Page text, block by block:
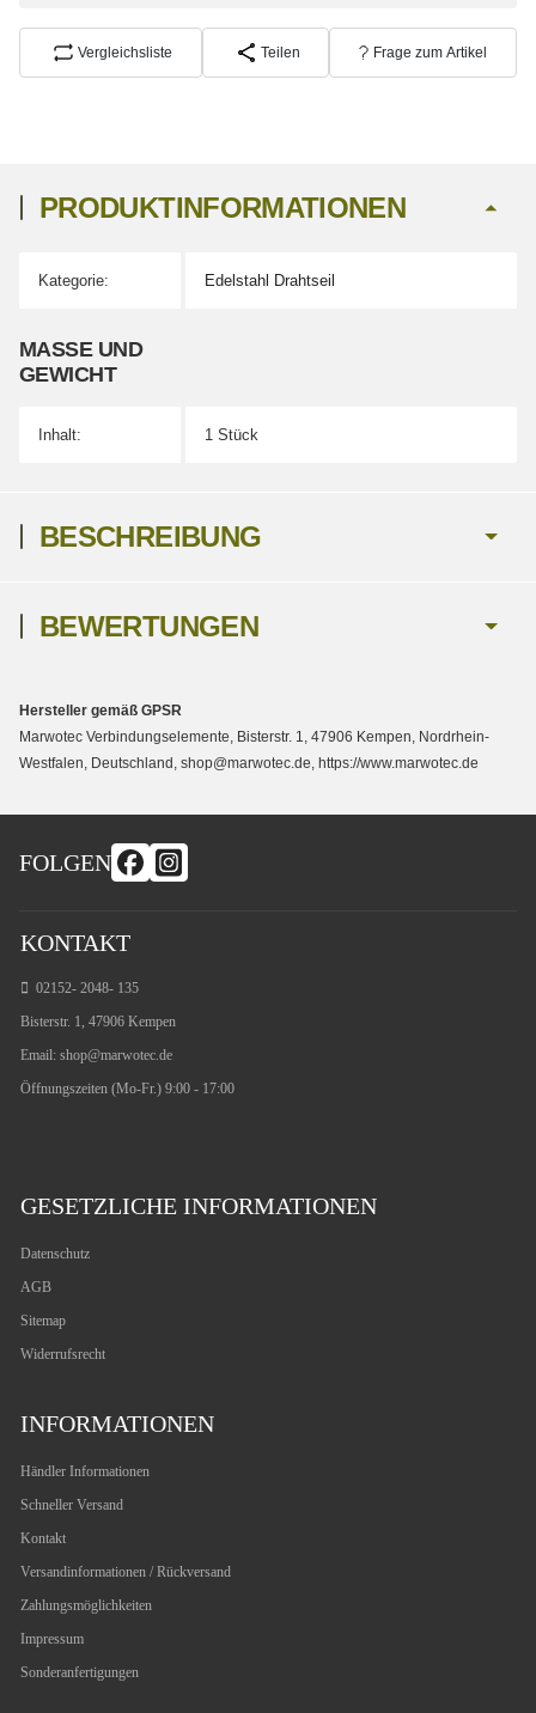
Vergleichsliste Teilen Frage zum Artikel
PRODUKTINFORMATIONEN
Produkteigenschaft
Wert
Kategorie: Edelstahl Drahtseil
MASSE UND G
EWICHT
Inhalt: 1 Stück
BESCHREIBUNG
BEWERTUNGEN
Hersteller gemäß GPSR
Marwotec Verbindungselemente, Bisterstr. 1, 47906 Kempen, Nordrhein-
Westfalen, Deutschland, shop@marwotec.de, https://www.marwotec.de
FOLGEN
KONTAKT
02152- 2048- 135
Bisterstr. 1, 47906 Kempen
Email: shop@marwotec.de
Öffnungszeiten (Mo-Fr.) 9:00 - 17:00
GESETZLICHE INFORMATIONEN
Datenschutz
AGB
Sitemap
Widerrufsrecht
INFORMATIONEN
Händler Informationen
Schneller Versand
Kontakt
Versandinformationen / Rückversand
Zahlungsmöglichkeiten
Impressum
Sonderanfertigungen